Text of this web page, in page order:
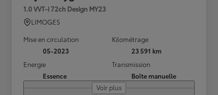
1.0 VVT-i 72ch Design MY23
LIMOGES
Mise en circulation
05-2023
Kilométrage
23 591 km
Energie
Essence
Transmission
Boîte manuelle
Voir plus